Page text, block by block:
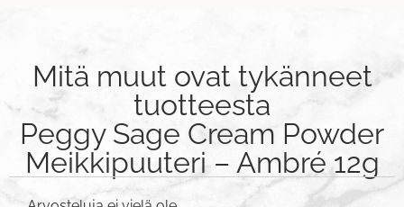
Mitä muut ovat tykänneet
tuotteesta
Peggy Sage Cream Powder
Meikkipuuteri – Ambré 12g